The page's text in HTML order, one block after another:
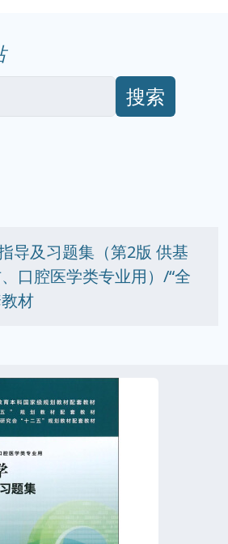
搜索
导及习题集（第2版 供基
口腔医学类专业用）/“全
材